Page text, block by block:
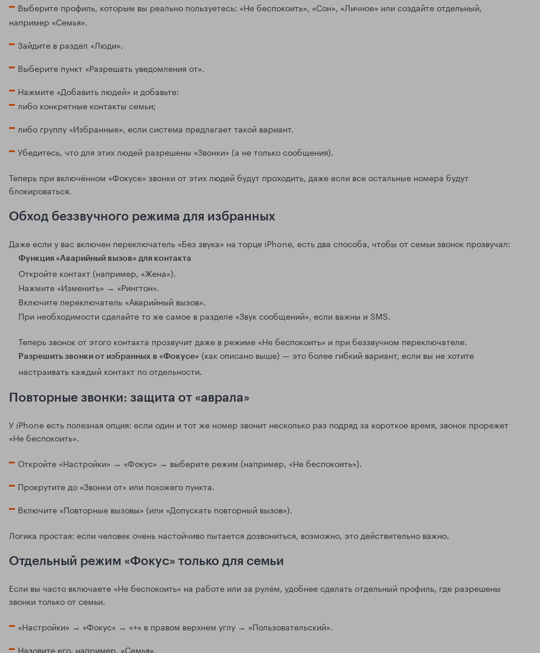
Выберите профиль, которым вы реально пользуетесь: «Не беспокоить», «Сон», «Личное» или создайте отдельный,
например «Семья».
Зайдите в раздел «Люди».
Выберите пункт «Разрешать уведомления от».
Нажмите «Добавить людей» и добавьте:
либо конкретные контакты семьи;
либо группу «Избранные», если система предлагает такой вариант.
Убедитесь, что для этих людей разрешены «Звонки» (а не только сообщения).
Теперь при включённом «Фокусе» звонки от этих людей будут проходить, даже если все остальные номера будут
блокироваться.
Обход беззвучного режима для избранных
Даже если у вас включен переключатель «Без звука» на торце iPhone, есть два способа, чтобы от семьи звонок прозвучал:
Функция «Аварийный вызов» для контакта
Откройте контакт (например, «Жена»).
Нажмите «Изменить» → «Рингтон».
Включите переключатель «Аварийный вызов».
При необходимости сделайте то же самое в разделе «Звук сообщений», если важны и SMS.
Теперь звонок от этого контакта прозвучит даже в режиме «Не беспокоить» и при беззвучном переключателе.
Разрешить звонки от избранных в «Фокусе» (как описано выше) — это более гибкий вариант, если вы не хотите
настраивать каждый контакт по отдельности.
Повторные звонки: защита от «аврала»
У iPhone есть полезная опция: если один и тот же номер звонит несколько раз подряд за короткое время, звонок прорежет
«Не беспокоить».
Откройте «Настройки» → «Фокус» → выберите режим (например, «Не беспокоить»).
Прокрутите до «Звонки от» или похожего пункта.
Включите «Повторные вызовы» (или «Допускать повторный вызов»).
Логика простая: если человек очень настойчиво пытается дозвониться, возможно, это действительно важно.
Отдельный режим «Фокус» только для семьи
Если вы часто включаете «Не беспокоить» на работе или за рулём, удобнее сделать отдельный профиль, где разрешены
звонки только от семьи.
«Настройки» → «Фокус» → «+» в правом верхнем углу → «Пользовательский».
Назовите его, например, «Семья».